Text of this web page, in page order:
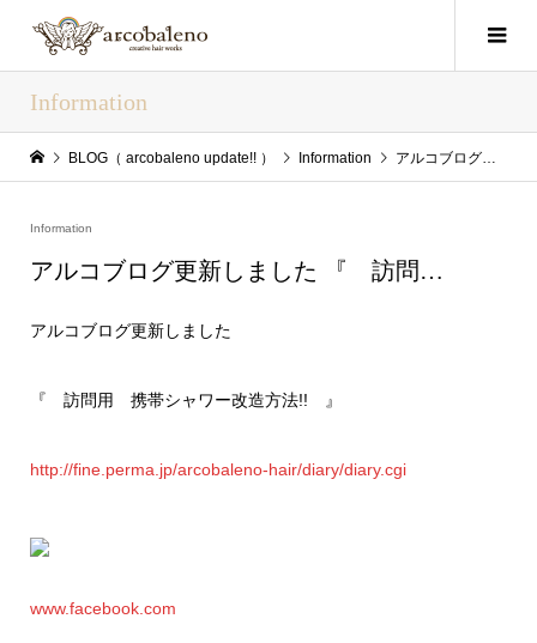
Information
BLOG（ arcobaleno update!! ） Information アルコブログ更新しました 『 訪問…
Information
アルコブログ更新しました 『 訪問…
アルコブログ更新しました
『 訪問用 携帯シャワー改造方法!! 』
http://fine.perma.jp/arcobaleno-hair/diary/diary.cgi
www.facebook.com